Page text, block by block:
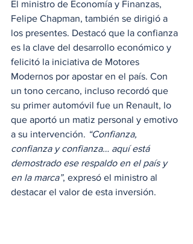
El ministro de Economía y Finanzas,
Felipe Chapman, también se dirigió a
los presentes. Destacó que la confianza
es la clave del desarrollo económico y
felicitó la iniciativa de Motores
Modernos por apostar en el país. Con
un tono cercano, incluso recordó que
su primer automóvil fue un Renault, lo
que aportó un matiz personal y emotivo
a su intervención. “Confianza,
confianza y confianza… aquí está
demostrado ese respaldo en el país y
en la marca”, expresó el ministro al
destacar el valor de esta inversión.